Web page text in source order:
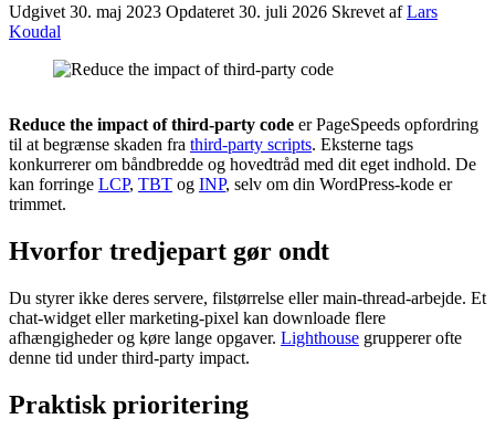
Udgivet 30. maj 2023 Opdateret 30. juli 2026 Skrevet afLars
Koudal
Reduce the impact of third-party code er PageSpeeds opfordring
til at begrænse skaden fra third-party scripts. Eksterne tags
konkurrerer om båndbredde og hovedtråd med dit eget indhold. De
kan forringe LCP, TBT og INP, selv om din WordPress-kode er
trimmet.
Hvorfor tredjepart gør ondt
Du styrer ikke deres servere, filstørrelse eller main-thread-arbejde. Et
chat-widget eller marketing-pixel kan downloade flere
afhængigheder og køre lange opgaver. Lighthouse grupperer ofte
denne tid under third-party impact.
Praktisk prioritering